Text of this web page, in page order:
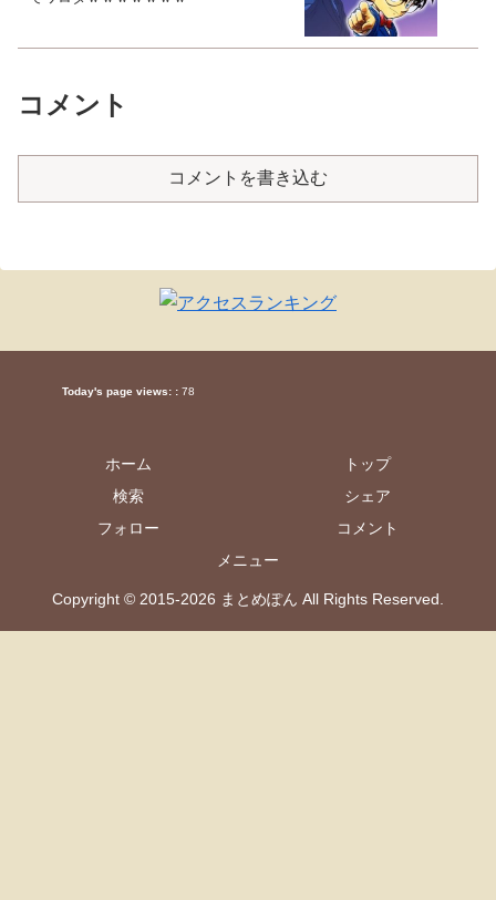
コメント
コメントを書き込む
Today's page views: : 78
ホーム
トップ
検索
シェア
フォロー
コメント
メニュー
Copyright © 2015-2026 まとめぽん All Rights Reserved.